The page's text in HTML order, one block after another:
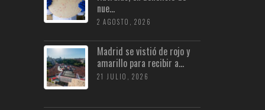
nue...
2 AGOSTO, 2026
Madrid se vistió de rojo y
amarillo para recibir a...
21 JULIO, 2026